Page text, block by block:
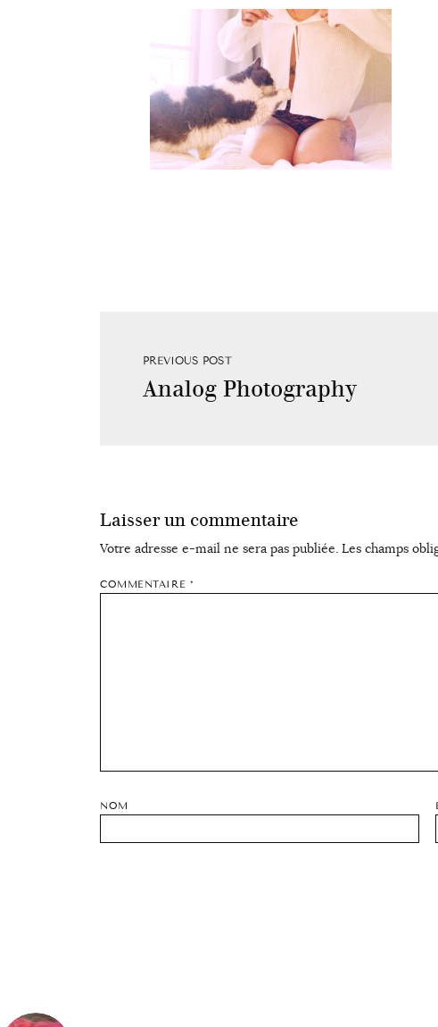
PREVIOUS POST
Analog Photography
Laisser un commentaire
Votre adresse e-mail ne sera pas publiée. Les champs
COMMENTAIRE *
NOM